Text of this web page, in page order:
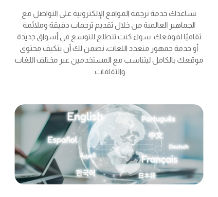
خدمة ترجمة المواقع الإلكترونية على التواصل مع
العالمية من خلال تقديم ترجمات دقيقة وملائمة
سواء كنت تتطلع للتوسع في أسواق جديدة
جمهور متعدد اللغات، نضمن لك أن يتكيف محتوى
ليتناسب مع المستخدمين عبر مختلف اللغات